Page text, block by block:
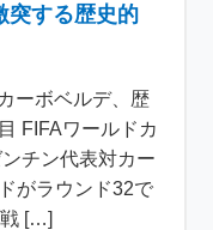
突する歴史的
ーボベルデ、歴
FIFAワールドカ
チン代表対カー
がラウンド32で
[…]